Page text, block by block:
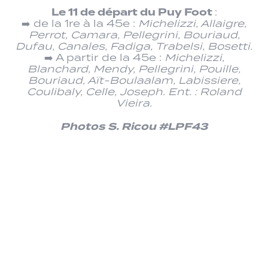
Le 11 de départ du Puy Foot :
➡️ de la 1re à la 45e : Michelizzi, Allaigre,
Perrot, Camara, Pellegrini, Bouriaud,
Dufau, Canales, Fadiga, Trabelsi, Bosetti.
➡️ A partir de la 45e : Michelizzi,
Blanchard, Mendy, Pellegrini, Pouille,
Bouriaud, Aït-Boulaalam, Labissiere,
Coulibaly, Celle, Joseph. Ent. : Roland
Vieira.
Photos S. Ricou #LPF43